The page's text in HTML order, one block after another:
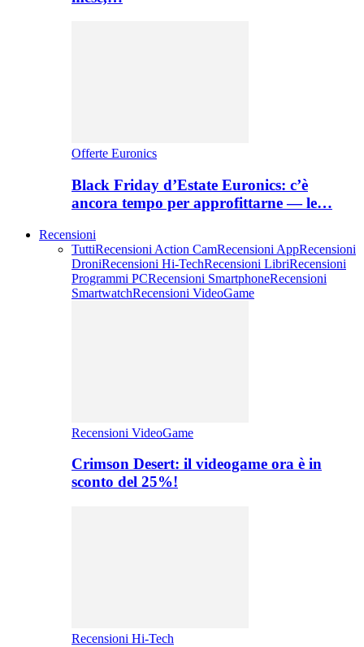
Offerte Euronics
Black Friday d’Estate Euronics: c’è
ancora tempo per approfittarne — le…
Recensioni
TuttiRecensioni Action CamRecensioni AppRecensioni
DroniRecensioni Hi-TechRecensioni LibriRecensioni
Programmi PCRecensioni SmartphoneRecensioni
SmartwatchRecensioni VideoGame
Recensioni VideoGame
Crimson Desert: il videogame ora è in
sconto del 25%!
Recensioni Hi-Tech